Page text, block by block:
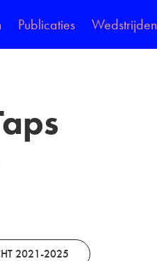
Publicaties Wedstrijden
2021-2025